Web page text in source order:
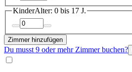
KinderAlter: 0 bis 17 J.
Zimmer hinzufügen
Du musst 9 oder mehr Zimmer buchen?